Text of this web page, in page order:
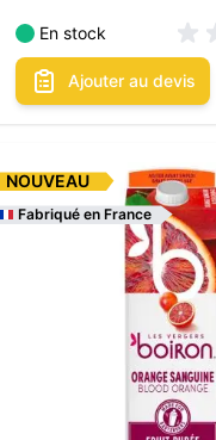
En stock
Ajouter au devis
NOUVEAU
Fabriqué en France
Les conditionnements